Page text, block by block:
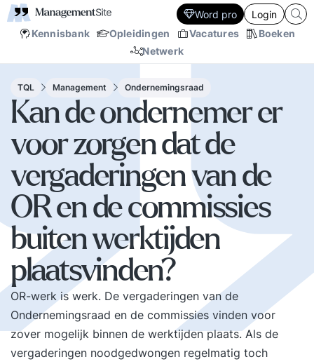
Kennisbank Opleidingen Vacatures
Boeken
Netwerk
Word pro Login
TQL Management Ondernemingsraad
Kan de ondernemer er
voor zorgen dat de
vergaderingen van de
OR en de commissies
buiten werktijden
plaatsvinden?
OR-werk is werk. De vergaderingen van de
Ondernemingsraad en de commissies vinden voor
zover mogelijk binnen de werktijden plaats. Als de
vergaderingen noodgedwongen regelmatig toch